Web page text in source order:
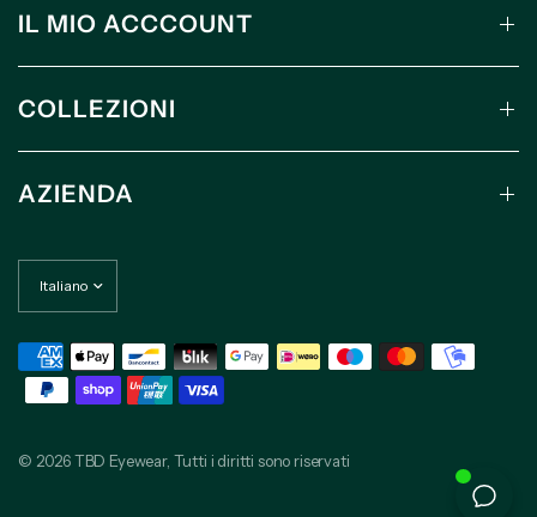
IL MIO ACCCOUNT
COLLEZIONI
AZIENDA
© 2026 TBD Eyewear, Tutti i diritti sono riservati